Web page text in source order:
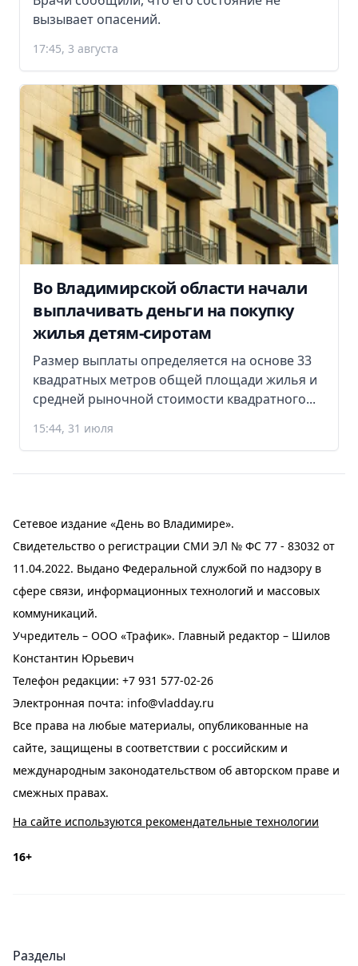
вызывает опасений.
17:45, 3 августа
Во Владимирской области начали
выплачивать деньги на покупку
жилья детям-сиротам
Размер выплаты определяется на основе 33
квадратных метров общей площади жилья и
средней рыночной стоимости квадратного...
15:44, 31 июля
Сетевое издание «День во Владимире».
Свидетельство о регистрации СМИ ЭЛ № ФС 77 - 83032 от
11.04.2022. Выдано Федеральной службой по надзору в
сфере связи, информационных технологий и массовых
коммуникаций.
Учредитель – ООО «Трафик». Главный редактор – Шилов
Константин Юрьевич
Телефон редакции: +7 931 577-02-26
Электронная почта: info@vladday.ru
Все права на любые материалы, опубликованные на
сайте, защищены в соответствии с российским и
международным законодательством об авторском праве и
смежных правах.
На сайте используются рекомендательные технологии
16+
Разделы